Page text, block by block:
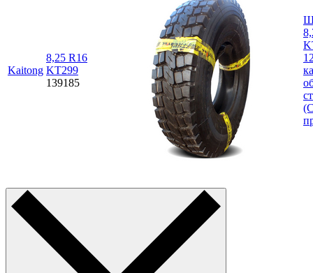
Kaitong
8,25 R16
KT299
139185